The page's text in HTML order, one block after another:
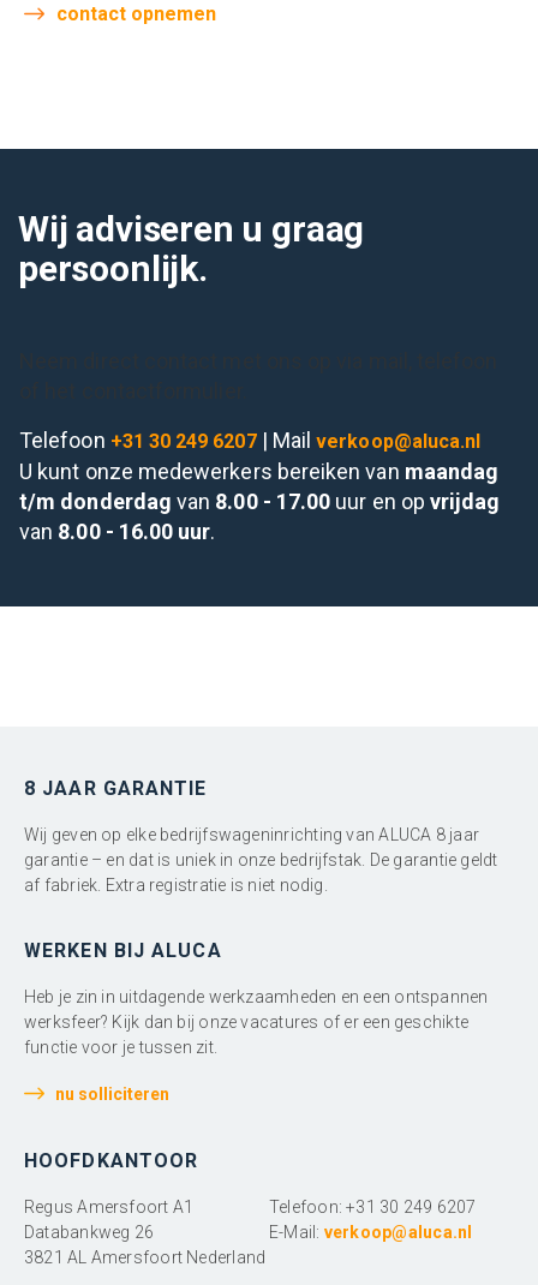
contact opnemen
Wij adviseren u graag
persoonlijk.
Telefoon +31 30 249 6207| Mailverkoop@aluca.nl
U kunt onze medewerkers bereiken van maandag
t/m donderdag van 8.00 - 17.00 uur en op vrijdag
van 8.00 - 16.00 uur.
8 JAAR GARANTIE
Wij geven op elke bedrijfswageninrichting van ALUCA 8 jaar
garantie – en dat is uniek in onze bedrijfstak. De garantie geldt
af fabriek. Extra registratie is niet nodig.
WERKEN BIJ ALUCA
Heb je zin in uitdagende werkzaamheden en een ontspannen
werksfeer? Kijk dan bij onze vacatures of er een geschikte
functie voor je tussen zit.
nu solliciteren
HOOFDKANTOOR
Regus Amersfoort A1
Databankweg 26
3821 AL Amersfoort Nederland
Telefoon: +31 30 249 6207
E-Mail: verkoop@aluca.nl